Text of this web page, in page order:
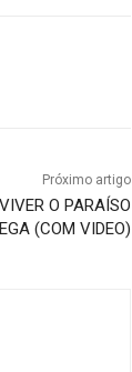
Próximo artigo
O PARAÍSO
(COM VIDEO)